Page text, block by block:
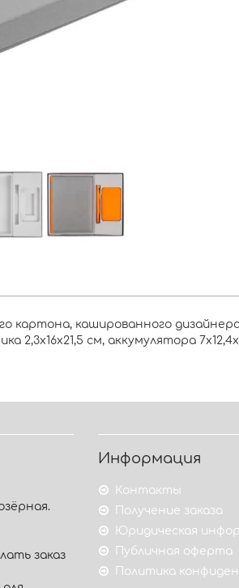
картона, кашированного
2,3х16х21,5 см, аккумулятора
заказ
Информация
Контакты
Получение заказа
Юридическая
Публичная оферта
Политика